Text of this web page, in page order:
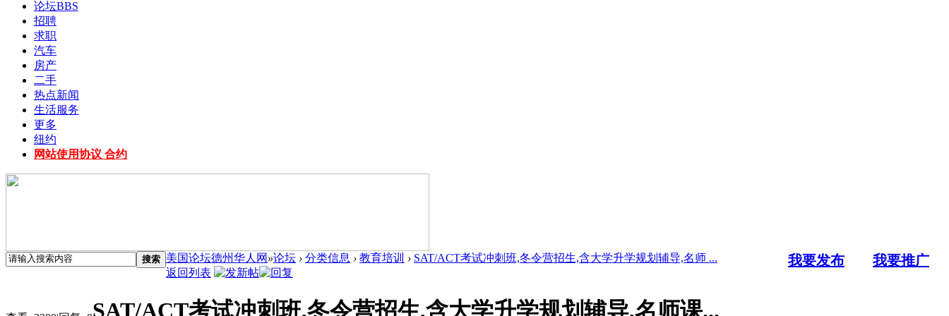
论坛BBS
招聘
求职
汽车
房产
二手
热点新闻
生活服务
更多
纽约
网站使用协议 合约
搜索 我要发布 我要推广
美国论坛德州华人网 »论坛 › 分类信息 › 教育培训 › SAT/ACT考试冲刺班,冬令营招生,含大学升学规划辅导,名师 ...
返回列表
SAT/ACT考试冲刺班,冬令营招生,含大学升学规划辅导,名师课...